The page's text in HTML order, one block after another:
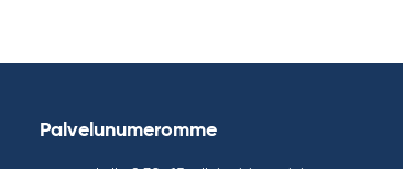
Palvelunumeromme